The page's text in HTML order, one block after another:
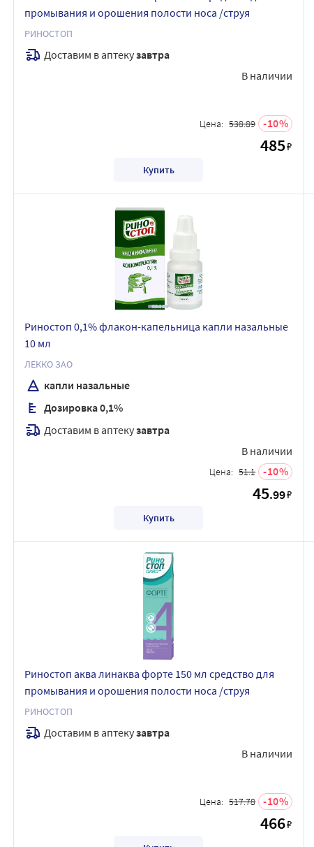
промывания и орошения полости носа /струя
РИНОСТОП
Доставим в аптекузавтра
В наличии
Цена: 538.89 10
485₽
Купить
Риностоп 0,1% флакон-капельница капли назальные
10 мл
ЛЕККО ЗАО
капли назальные
Дозировка 0,1%
Доставим в аптекузавтра
В наличии
Цена: 51.1 10
45.99₽
Купить
Риностоп аква линаква форте 150 мл средство для
промывания и орошения полости носа /струя
РИНОСТОП
Доставим в аптекузавтра
В наличии
Цена: 517.78 10
466₽